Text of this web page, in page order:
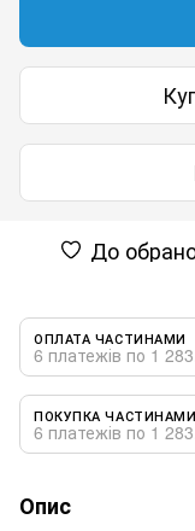
До
ОПЛАТА ЧАСТИНАМИ
6 платежів по 1
ПОКУПКА ЧАСТИНАМИ
6 платежів по 1
Опис